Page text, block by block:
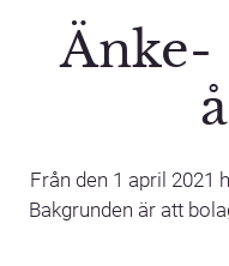
Änke-
Från den 1 april 2021
Bakgrunden är att